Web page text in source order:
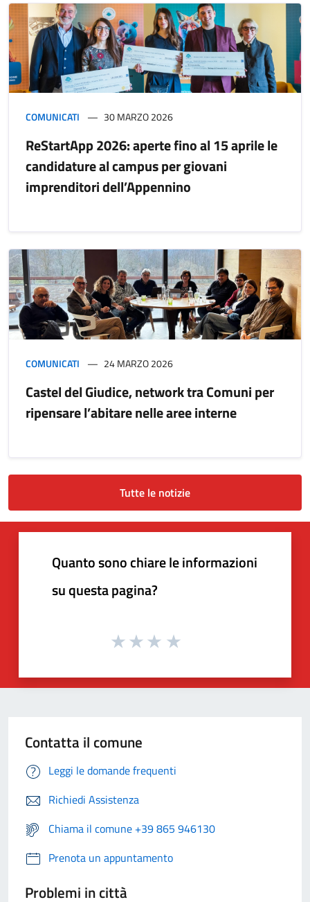
COMUNICATI 30 MARZO 2026
ReStartApp 2026: aperte fino al 15 aprile le
candidature al campus per giovani
imprenditori dell’Appennino
COMUNICATI 24 MARZO 2026
Castel del Giudice, network tra Comuni per
ripensare l’abitare nelle aree interne
Tutte le notizie
Quanto sono chiare le informazioni
su questa pagina?
Contatta il comune
Leggi le domande frequenti
Richiedi Assistenza
Chiama il comune +39 865 946130
Prenota un appuntamento
Problemi in città